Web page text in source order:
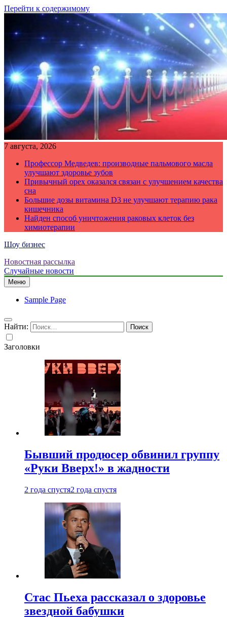
Перейти к содержимому
7 августа, 2026
Профессор Медведев: производные пальмового масла
улучшают здоровье зубов
Привычный орех оказался связан с улучшением качества
сна
Большие дозы витамина D3 не улучшают терапию рака
кишечника
Найден способ уничтожения раковых клеток без
химиотерапии
Шоу бизнес
Новостная рассылка
Случайные новости
Меню
Sample Page
Найти:
Заголовки
Бывший продюсер обвинил группу
«Руки Вверх!» в жадности
2 года спустя2 года спустя
Стас Пьеха рассказал о здоровье
звездной бабушки